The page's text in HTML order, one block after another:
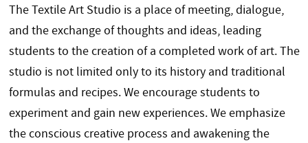
The Textile Art Studio is a place of meeting, dialogue,
and the exchange of thoughts and ideas, leading
students to the creation of a completed work of art. The
studio is not limited only to its history and traditional
formulas and recipes. We encourage students to
experiment and gain new experiences. We emphasize
the conscious creative process and awakening the